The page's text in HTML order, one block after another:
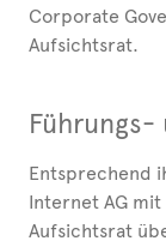
Corporate
Aufsichtsrat.
Entsprechend
Internet AG mit
Aufsichtsrat